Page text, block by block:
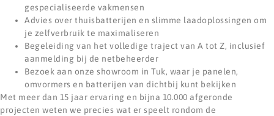
gespecialiseerde vakmensen
Advies over thuisbatterijen en slimme laadoplossingen om
je zelfverbruik te maximaliseren
Begeleiding van het volledige traject van A tot Z, inclusief
aanmelding bij de netbeheerder
Bezoek aan onze showroom in Tuk, waar je panelen,
omvormers en batterijen van dichtbij kunt bekijken
Met meer dan 15 jaar ervaring en bijna 10.000 afgeronde
projecten weten we precies wat er speelt rondom de